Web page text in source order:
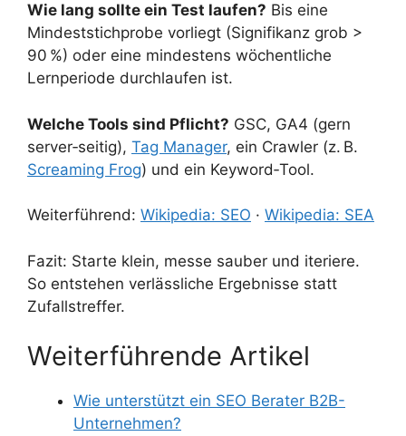
Wie lang sollte ein Test laufen? Bis eine
Mindeststichprobe vorliegt (Signifikanz grob >
90 %) oder eine mindestens wöchentliche
Lernperiode durchlaufen ist.
Welche Tools sind Pflicht? GSC, GA4 (gern
server‑seitig), Tag Manager, ein Crawler (z. B.
Screaming Frog) und ein Keyword‑Tool.
Weiterführend: Wikipedia: SEO · Wikipedia: SEA
Fazit: Starte klein, messe sauber und iteriere.
So entstehen verlässliche Ergebnisse statt
Zufallstreffer.
Weiterführende Artikel
Wie unterstützt ein SEO Berater B2B-
Unternehmen?